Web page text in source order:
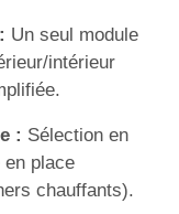
Un seul module
intérieur
: Sélection en
place
chauffants).